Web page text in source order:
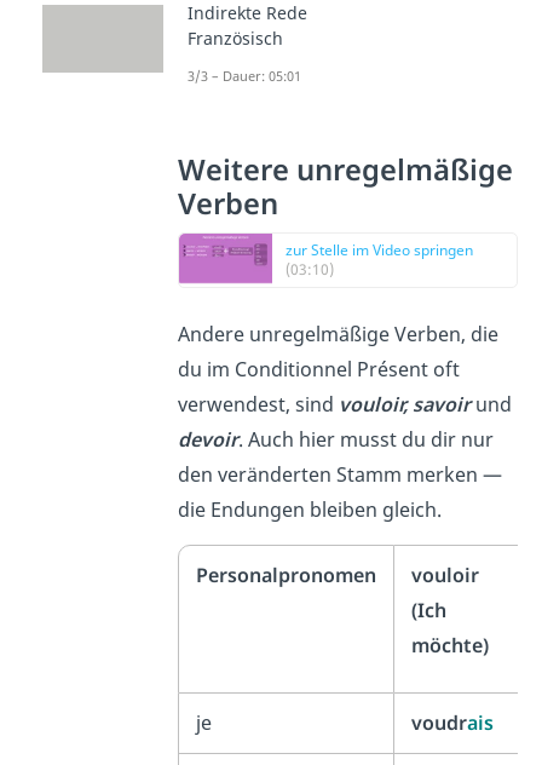
Weitere unregelmäßige
Verben
zur Stelle im Video springen
(03:10)
Andere unregelmäßige Verben, die
du im Conditionnel Présent oft
verwendest, sind vouloir, savoirund
devoir. Auch hier musst du dir nur
den veränderten Stamm merken —
die Endungen bleiben gleich.
Personalpronomen
vouloir
(Ich
möchte)
je voudrais
Indirekte Rede
Französisch
3/3 – Dauer: 05:01